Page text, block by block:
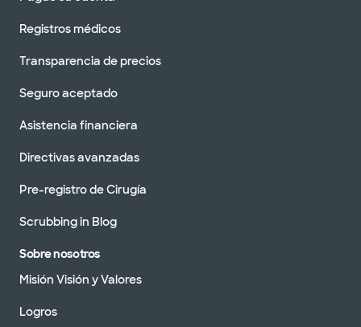
Registros médicos
Transparencia de precios
Seguro aceptado
Asistencia financiera
Directivas avanzadas
Pre-registro de Cirugía
Scrubbing in Blog
Sobre nosotros
Misión Visión y Valores
Logros